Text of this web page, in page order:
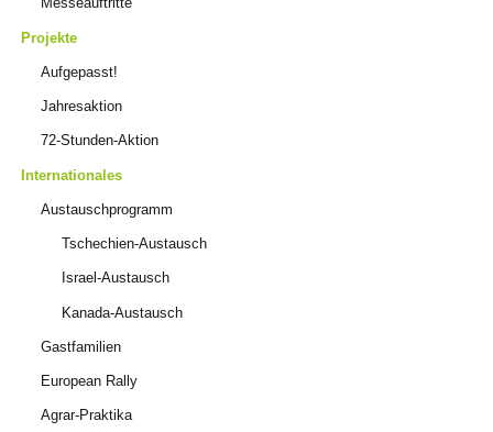
Projekte
Aufgepasst!
Jahresaktion
72-Stunden-Aktion
Internationales
Austauschprogramm
Tschechien-Austausch
Israel-Austausch
Kanada-Austausch
Gastfamilien
European Rally
Agrar-Praktika